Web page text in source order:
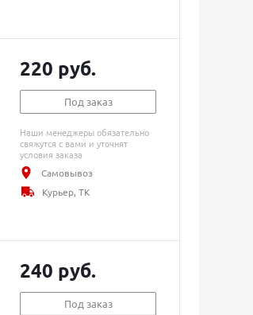
220 руб.
Под заказ
Наши менеджеры обязательно
свяжутся с вами и уточнят
условия заказа
Самовывоз
Курьер, ТК
240 руб.
Под заказ